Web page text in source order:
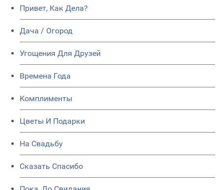
Привет, Как Дела?
Дача / Огород
Угощения Для Друзей
Времена Года
Комплименты
Цветы И Подарки
На Свадьбу
Сказать Спасибо